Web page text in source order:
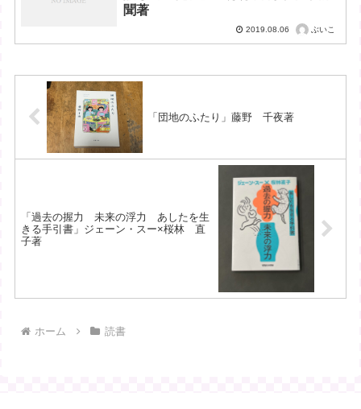
聞著
2019.08.06 ぶいこ
「団地のふたり」藤野 千夜著
「過去の握力 未来の浮力 あしたを生
きる手引書」ジェーン・スー×桜林 直
子著
ホーム 読書